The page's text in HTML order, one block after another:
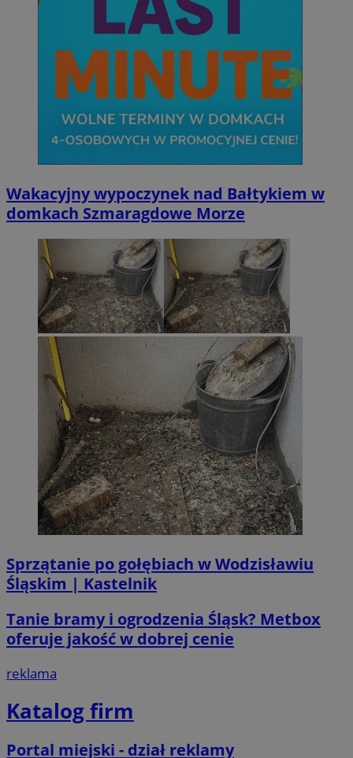
Wakacyjny wypoczynek nad Bałtykiem w
domkach Szmaragdowe Morze
Sprzątanie po gołębiach w Wodzisławiu
Śląskim | Kastelnik
Tanie bramy i ogrodzenia Śląsk? Metbox
oferuje jakość w dobrej cenie
reklama
Katalog firm
Portal miejski - dział reklamy